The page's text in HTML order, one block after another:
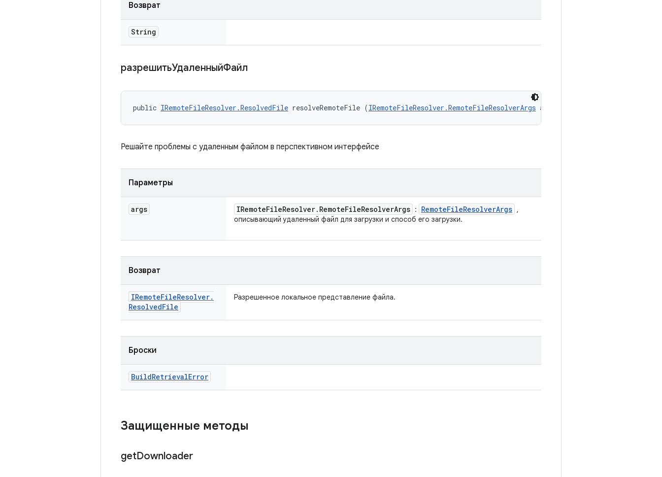
Возврат
String
разрешитьУдаленныйФайл
public IRemoteFileResolver.ResolvedFile resolveRemoteFile (IRemoteFileResolver.RemoteFileResolverArgs args)
Решайте проблемы с удаленным файлом в перспективном интерфейсе
Параметры
args IRemoteFileResolver. RemoteFileResolverArgs : RemoteFileResolverArgs ,
описывающий удаленный файл для загрузки и способ его загрузки.
Возврат
IRemoteFileResolver.
ResolvedFile
Разрешенное локальное представление файла.
Броски
BuildRetrievalError
Защищенные методы
getDownloader